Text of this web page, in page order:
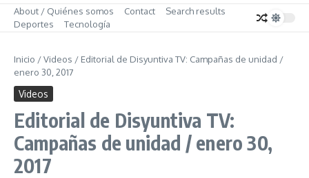
About / Quiénes somos Contact
Search results
Deportes
Tecnología
Inicio /Videos / Editorial de Disyuntiva TV: Campañas de unidad /
enero 30, 2017
Videos
Editorial de Disyuntiva TV:
Campañas de unidad / enero 30,
2017